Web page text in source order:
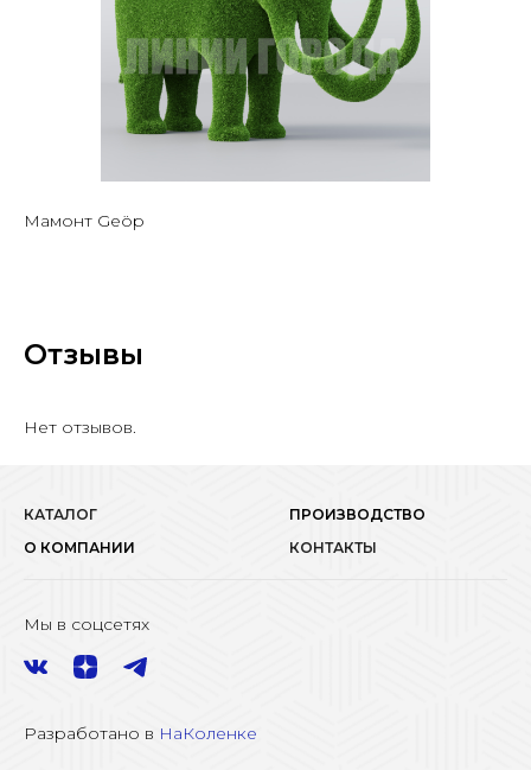
Мамонт Geöp
Отзывы
Нет отзывов.
КАТАЛОГ
ПРОИЗВОДСТВО
О КОМПАНИИ
КОНТАКТЫ
Мы в соцсетях
Разработано в НаКоленке